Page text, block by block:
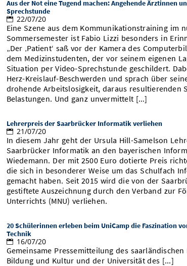
Aus der Not eine Tugend machen: Angehende Ärztinnen
Sprechstunde
22/07/20
Eine Szene aus dem Kommunikationstraining im
Sommersemester ist Fabio Lizzi besonders in
„Der ‚Patient‘ saß vor der Kamera des
dem Medizinstudenten, der vor seinem eigenen
Situation per Video-Sprechstunde geschildert.
Herz-Kreislauf-Beschwerden und sprach über
drohende Arbeitslosigkeit, daraus resultierenden
Belastungen. Und ganz unvermittelt [...]
Lehrerpreis der Saarbrücker Informatik verliehen
21/07/20
In diesem Jahr geht der Ursula Hill-Samelson
Saarbrücker Informatik an den bayerischen
Wiedemann. Der mit 2500 Euro dotierte Preis
die sich in besonderer Weise um das Schulfach
gemacht haben. Seit 2015 wird die von der
gestiftete Auszeichnung durch den Verband zur
Unterrichts (MNU) verliehen.
20 Schülerinnen erleben beim UniCamp die Faszination
Technik
16/07/20
Gemeinsame Pressemitteilung des
Bildung und Kultur und der Universität des [...]